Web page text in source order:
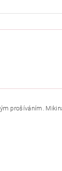
prošíváním.